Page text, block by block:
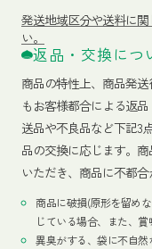
発送地域区分や送料に
い。
返品・交換につ
商品の特性上、商品発
もお客様都合による返
送品や不良品など下記3
品の交換に応じます。
いただき、商品に不都
商品に破損(原形を留め
じている場合、また、
異臭がする、袋に不自